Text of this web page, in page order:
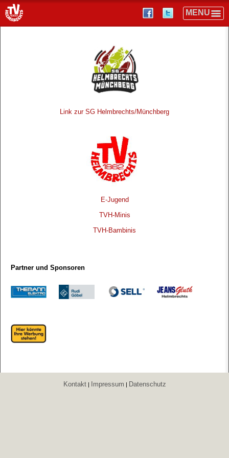
Link zur SG Helmbrechts/Münchberg
E-Jugend
TVH-Minis
TVH-Bambinis
Partner und Sponsoren
Kontakt| Impressum Datenschutz